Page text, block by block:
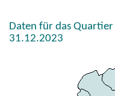
Daten für das
31.12.2023